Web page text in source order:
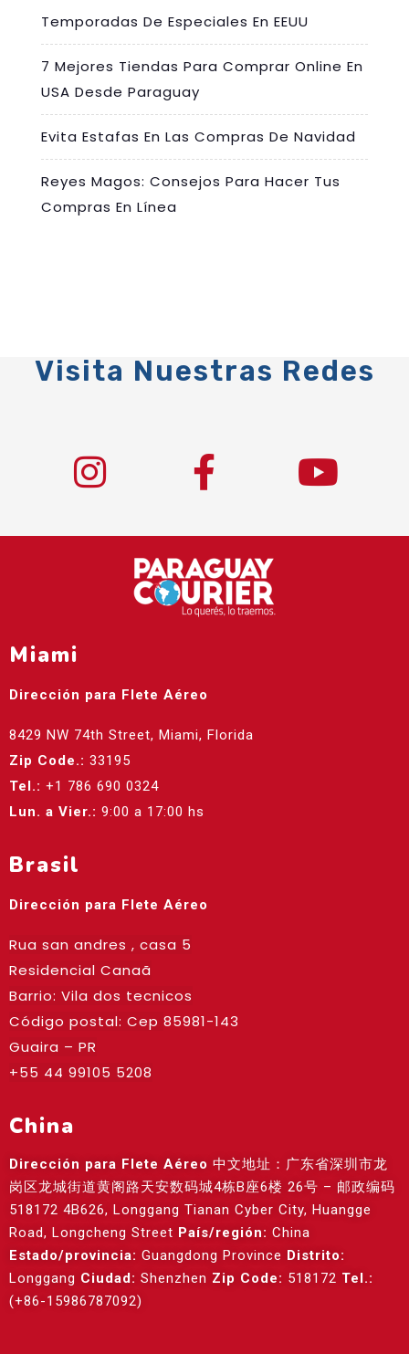
Temporadas De Especiales En EEUU
7 Mejores Tiendas Para Comprar Online En
USA Desde Paraguay
Evita Estafas En Las Compras De Navidad
Reyes Magos: Consejos Para Hacer Tus
Compras En Línea
Visita Nuestras Redes
Miami
Dirección para Flete Aéreo
8429 NW 74th Street, Miami, Florida
Zip Code.: 33195
Tel.: +1 786 690 0324
Lun. a Vier.: 9:00 a 17:00 hs
Brasil
Dirección para Flete Aéreo
Rua san andres , casa 5
Residencial Canaã
Barrio: Vila dos tecnicos
Código postal: Cep 85981-143
Guaira – PR
+55 44 99105 5208
China
Dirección para Flete Aéreo 中文地址：广东省深圳市龙
岗区龙城街道黄阁路天安数码城4栋B座6楼 26号 – 邮政编码
518172 4B626, Longgang Tianan Cyber City, Huangge
Road, Longcheng Street País/región: China
Estado/provincia: Guangdong Province Distrito:
Longgang Ciudad: Shenzhen Zip Code: 518172 Tel.:
(+86-15986787092)